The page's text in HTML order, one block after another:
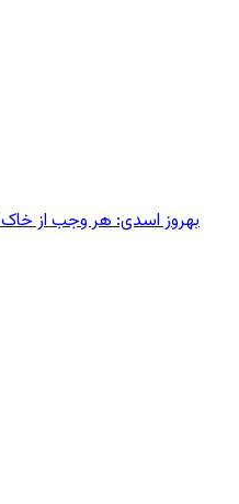
بهروز اسدی: هر وجب از خاک‌